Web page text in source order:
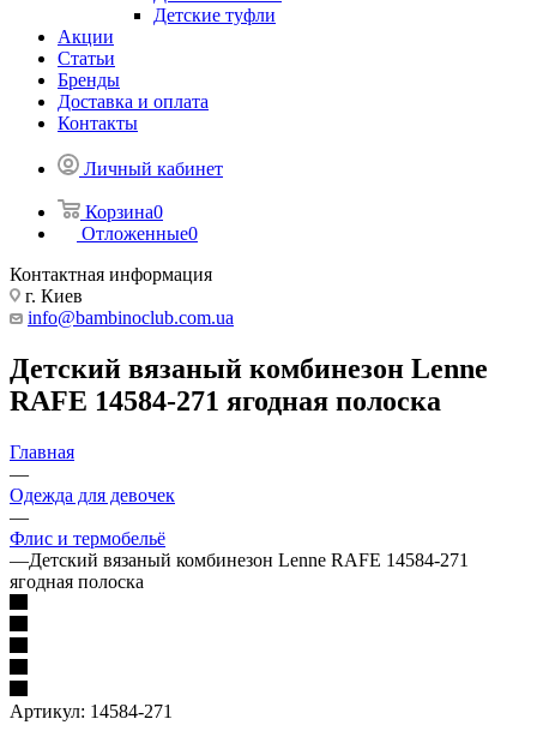
Детские туфли
Акции
Статьи
Бренды
Доставка и оплата
Контакты
Личный кабинет
Корзина0
Отложенные0
Контактная информация
г. Киев
info@bambinoclub.com.ua
Детский вязаный комбинезон Lenne
RAFE 14584-271 ягодная полоска
Главная
—
Одежда для девочек
—
Флис и термобельё
—Детский вязаный комбинезон Lenne RAFE 14584-271
ягодная полоска
Артикул: 14584-271